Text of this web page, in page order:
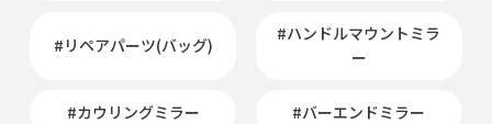
#リペアパーツ(バッグ)
#ハンドルマウントミラ
ー
#カウリングミラー #バーエンドミラー